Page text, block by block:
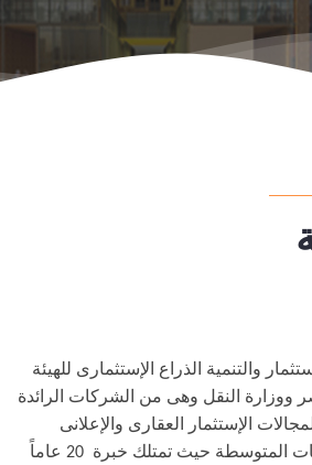
والتنمية الذراع الإستثمارى للهيئة
ووزارة النقل وهى من الشركات الرائدة